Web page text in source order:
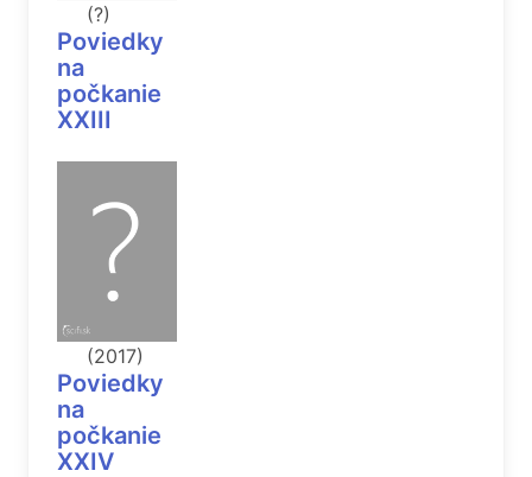
(?)
Poviedky
na
počkanie
XXIII
(2017)
Poviedky
na
počkanie
XXIV